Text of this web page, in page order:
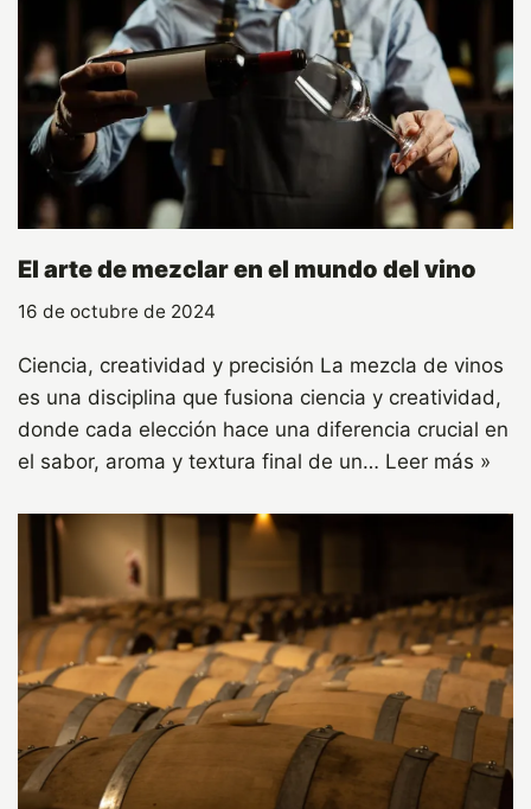
El arte de mezclar en el mundo del vino
16 de octubre de 2024
Ciencia, creatividad y precisión La mezcla de vinos
es una disciplina que fusiona ciencia y creatividad,
donde cada elección hace una diferencia crucial en
el sabor, aroma y textura final de un… Leer más »